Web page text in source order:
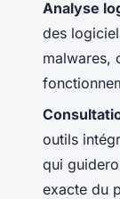
Analyse
des
malwares,
outils
qui
exacte du